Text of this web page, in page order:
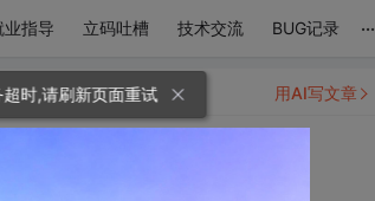
指导 立码吐槽 技术交流 BUG记录 ...
用AI写文章
超时,请刷新页面重试